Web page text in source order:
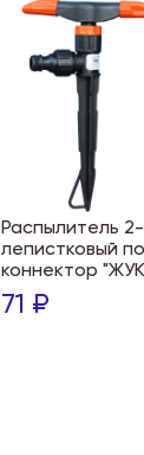
Распылитель
лепистковый
коннектор
71 ₽